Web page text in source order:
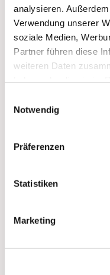
analysieren.
Verwendung unserer
soziale Medien,
Partner führen diese
weiteren Daten
Notwendig
Präferenzen
Statistiken
Marketing